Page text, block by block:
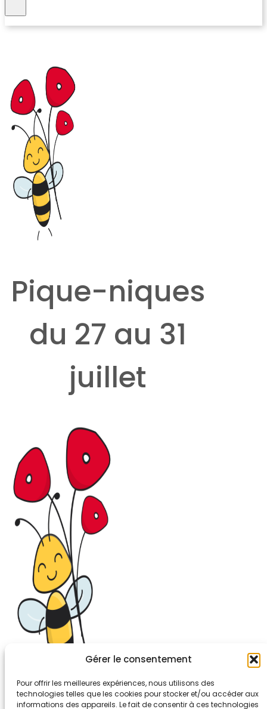
Gérer le consentement
Pour offrir les meilleures expériences, nous utilisons des
technologies telles que les cookies pour stocker et/ou accéder aux
informations des appareils. Le fait de consentir à ces technologies
Pique-niques
du 27 au 31
juillet